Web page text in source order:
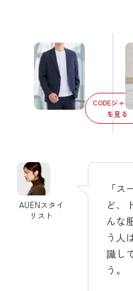
CODEジャ
を見る
AUENスタイ
リスト
「
ど、
んな
う人
識し
う。